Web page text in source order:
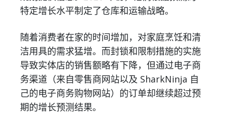
特定增长水平制定了仓库和运输战略。
随着消费者在家的时间增加，对家庭烹饪和清
洁用具的需求猛增。而封锁和限制措施的实施
导致实体店的销售额略有下降，但通过电子商
务渠道（来自零售商网站以及 SharkNinja 自
己的电子商务购物网站）的订单却继续超过预
期的增长预测结果。